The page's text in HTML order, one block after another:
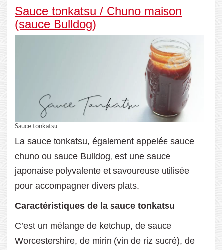
Sauce tonkatsu / Chuno maison
(sauce Bulldog)
Sauce tonkatsu
La sauce tonkatsu, également appelée sauce
chuno ou sauce Bulldog, est une sauce
japonaise polyvalente et savoureuse utilisée
pour accompagner divers plats.
Caractéristiques de la sauce tonkatsu
C’est un mélange de ketchup, de sauce
Worcestershire, de mirin (vin de riz sucré), de